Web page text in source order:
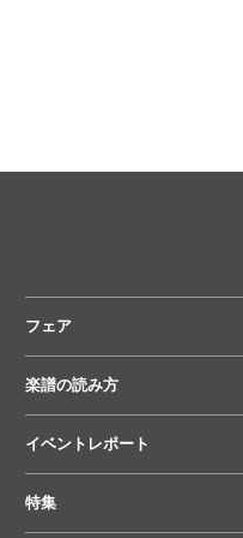
フェア
楽譜の読み方
イベントレポート
特集